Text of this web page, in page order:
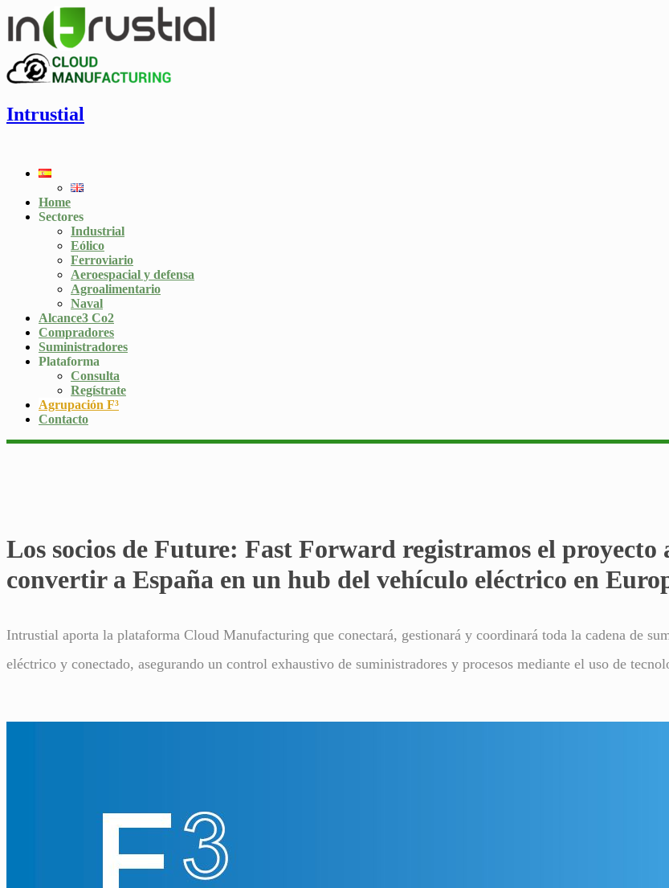
Intrustial
Home
Sectores
Industrial
Eólico
Ferroviario
Aeroespacial y defensa
Agroalimentario
Naval
Alcance3 Co2
Compradores
Suministradores
Plataforma
Consulta
Regístrate
Agrupación F³
Contacto
Los socios de Future: Fast Forward registramos el
convertir a España en un hub del vehículo eléctrico en
Intrustial aporta la plataforma Cloud Manufacturing que conectará, gestionará y coordinará toda la cadena de
eléctrico y conectado, asegurando un control exhaustivo de suministradores y procesos mediante el uso de